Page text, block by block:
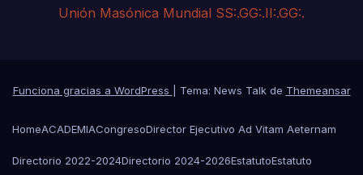
Unión Masónica Mundial SS:.GG:.II:.GG:.
Funciona gracias a WordPress Tema: News Talk de Themeansar
HomeACADEMIACongresoDirector Ejecutivo Ad Vitam Aeternam
Directorio 2022-2024Directorio 2024-2026EstatutoEstatuto